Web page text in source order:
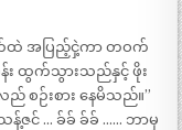
က်ထဲ အပြည့်ငှဲ့ကာ တဝက်
း ထွက်သွားသည်နှင့် ဖိုး
ည် စဉ်းစား နေမိသည်။”
ဇင် … ခ်ခ် ခ်ခ် …… ဘာမှ